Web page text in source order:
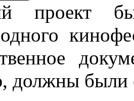
проект
должны были